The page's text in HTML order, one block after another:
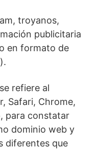
troyanos,
publicitaria
en formato de
refiere al
Safari, Chrome,
para constatar
dominio web y
diferentes que